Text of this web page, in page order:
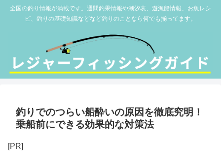
全国の釣り情報が満載です。週間釣果情報や潮汐表、遊漁船情報、お魚レシ
ピ、釣りの基礎知識などなど釣りのことなら何でも揃ってます。
釣りでのつらい船酔いの原因を徹底究明！
乗船前にできる効果的な対策法
[PR]